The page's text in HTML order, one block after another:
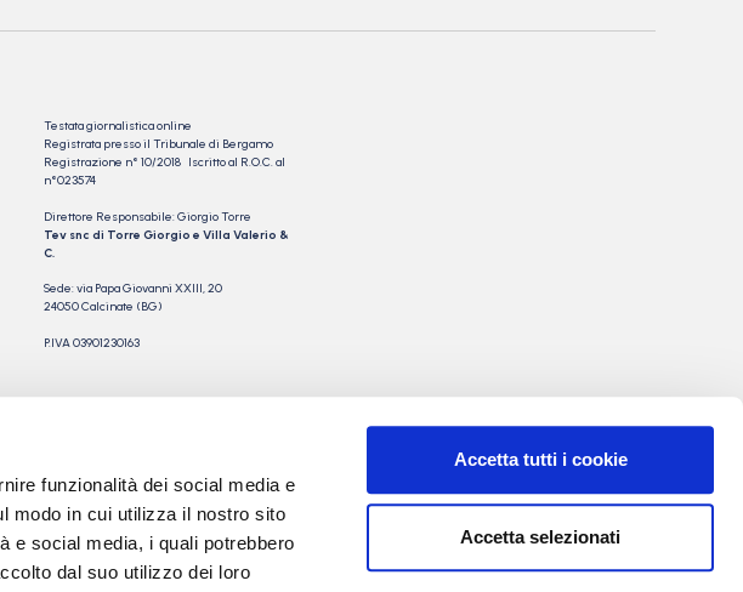
funzionalità dei social media e
modo in cui utilizza il nostro sito
e social media, i quali potrebbero
dal suo utilizzo dei loro
Accetta tutti i cookie
Accetta selezionati
Testata giornalistica online
Registrata presso il Tribunale di Bergamo
Registrazione n° 10/2018 Iscritto al R.O.C. al
n°023574
Direttore Responsabile: Giorgio Torre
Tev snc di Torre Giorgio e Villa Valerio &
C.
Sede: via Papa Giovanni XXIII, 20
24050 Calcinate (BG)
P.IVA 03901230163